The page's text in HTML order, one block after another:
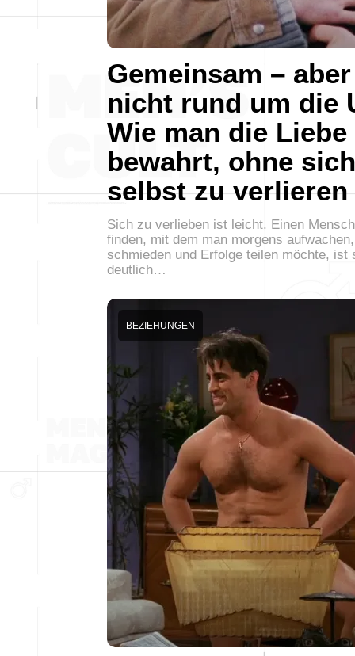
Gemeinsam – aber
nicht rund um die
Wie man die Liebe
bewahrt, ohne sich
selbst zu verlieren
Sich zu verlieben ist leicht. Einen
finden, mit dem man morgens
schmieden und Erfolge teilen möchte, ist
deutlich…
BEZIEHUNGEN